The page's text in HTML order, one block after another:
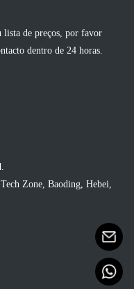
lista de preços, por favor
dentro de 24 horas.
Zone, Baoding, Hebei,